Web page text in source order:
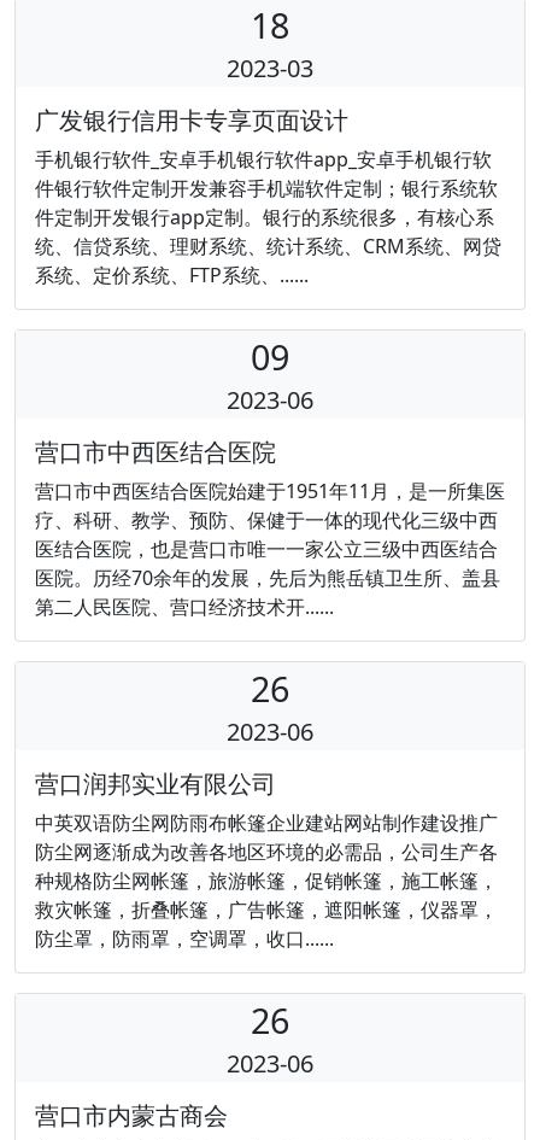
18
2023-03
广发银行信用卡专享页面设计
手机银行软件_安卓手机银行软件app_安卓手机银行软
件银行软件定制开发兼容手机端软件定制；银行系统软
件定制开发银行app定制。银行的系统很多，有核心系
统、信贷系统、理财系统、统计系统、CRM系统、网贷
系统、定价系统、FTP系统、......
09
2023-06
营口市中西医结合医院
营口市中西医结合医院始建于1951年11月，是一所集医
疗、科研、教学、预防、保健于一体的现代化三级中西
医结合医院，也是营口市唯一一家公立三级中西医结合
医院。历经70余年的发展，先后为熊岳镇卫生所、盖县
第二人民医院、营口经济技术开......
26
2023-06
营口润邦实业有限公司
中英双语防尘网防雨布帐篷企业建站网站制作建设推广
防尘网逐渐成为改善各地区环境的必需品，公司生产各
种规格防尘网帐篷，旅游帐篷，促销帐篷，施工帐篷，
救灾帐篷，折叠帐篷，广告帐篷，遮阳帐篷，仪器罩，
防尘罩，防雨罩，空调罩，收口......
26
2023-06
营口市内蒙古商会